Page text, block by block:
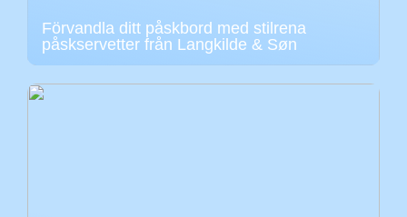
Förvandla ditt påskbord med stilrena
påskservetter från Langkilde & Søn